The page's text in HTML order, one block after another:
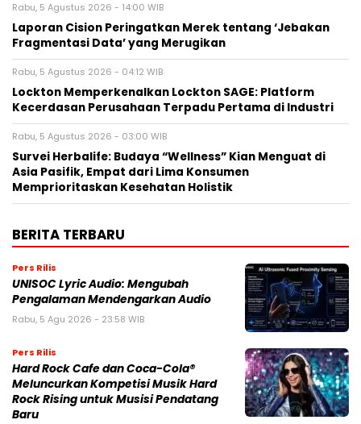
Rabu, 5 Agustus 2026 - 14:00 WIB
Laporan Cision Peringatkan Merek tentang ‘Jebakan
Fragmentasi Data’ yang Merugikan
Rabu, 5 Agustus 2026 - 04:12 WIB
Lockton Memperkenalkan Lockton SAGE: Platform
Kecerdasan Perusahaan Terpadu Pertama di Industri
Rabu, 5 Agustus 2026 - 03:00 WIB
Survei Herbalife: Budaya “Wellness” Kian Menguat di
Asia Pasifik, Empat dari Lima Konsumen
Memprioritaskan Kesehatan Holistik
BERITA TERBARU
Pers Rilis
UNISOC Lyric Audio: Mengubah
Pengalaman Mendengarkan Audio
Rabu, 5 Agu 2026 - 23:58 WIB
Pers Rilis
Hard Rock Cafe dan Coca-Cola®
Meluncurkan Kompetisi Musik Hard
Rock Rising untuk Musisi Pendatang
Baru